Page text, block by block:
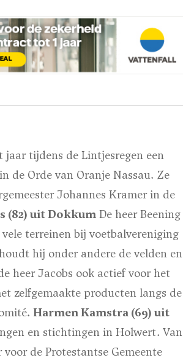
tijdens de Lintjesregen een
de Orde van Oranje Nassau. Ze
Johannes Kramer in de
(82) uit DokkumDe heer Beening
terreinen bij voetbalvereniging
hij onder andere de velden en
heer Jacobs ook actief voor het
zelfgemaakte producten langs de
Harmen Kamstra (69) uit
en stichtingen in Holwert. Van
de Protestantse Gemeente